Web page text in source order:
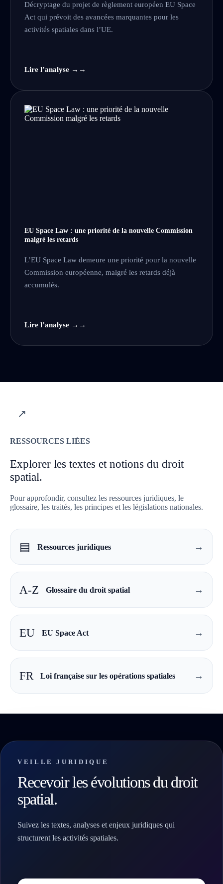
Décryptage du projet de règlement européen EU Space
Act qui prévoit des avancées marquantes pour les
activités spatiales dans l’UE.
Lire l’analyse →
EU Space Law : une priorité de la nouvelle Commission
malgré les retards
L’EU Space Law demeure une priorité pour la nouvelle
Commission européenne, malgré les retards déjà
accumulés.
Lire l’analyse →
↗
RESSOURCES LIÉES
Explorer les textes et notions du droit
spatial.
Pour approfondir, consultez les ressources juridiques, le
glossaire, les traités, les principes et les législations nationales.
▤ Ressources juridiques →
A-Z Glossaire du droit spatial →
EU EU Space Act →
FR Loi française sur les opérations spatiales →
VEILLE JURIDIQUE
Recevoir les évolutions du droit
spatial.
Suivez les textes, analyses et enjeux juridiques qui
structurent les activités spatiales.